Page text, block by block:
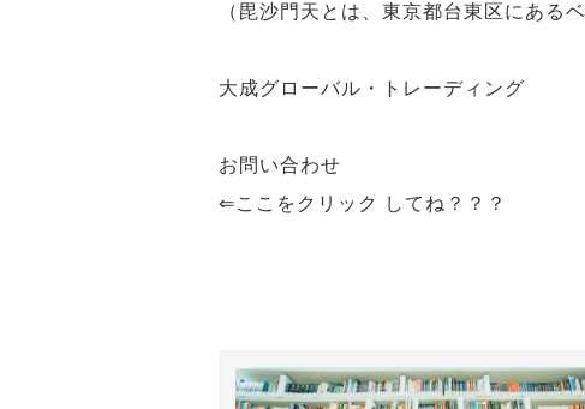
（毘沙門天とは、東京都台東区にある
大成グローバル・トレーディング
お問い合わせ
⇐ここをクリック してね？？？